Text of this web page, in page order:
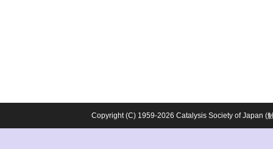
Copyright (C) 1959-2026 Catalysis Society of Japan (